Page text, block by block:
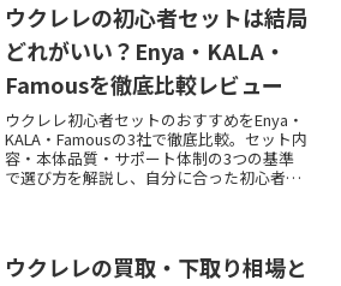
ウクレレの初心者セットは結局
どれがいい？Enya・KALA・
Famousを徹底比較レビュー
ウクレレ初心者セットのおすすめをEnya・
KALA・Famousの3社で徹底比較。セット内
容・本体品質・サポート体制の3つの基準
で選び方を解説し、自分に合った初心者セ
ウクレレの買取・下取り相場と